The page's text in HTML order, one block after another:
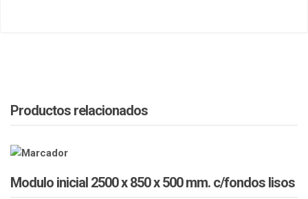
Productos relacionados
Modulo inicial 2500 x 850 x 500 mm. c/fondos lisos